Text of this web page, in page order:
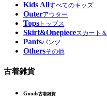
Kids Allすべてのキッズ
Outerアウター
Tops トップス
Skirt&Onepieceスカート
Pantsパンツ
Othersその他
古着雑貨
Goods古着雑貨